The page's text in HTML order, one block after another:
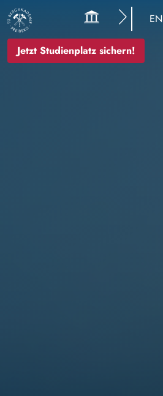
Jetzt Studienplatz sichern!
EN
Bild